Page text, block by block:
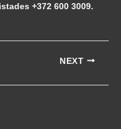
+372 600 3009.
NEXT